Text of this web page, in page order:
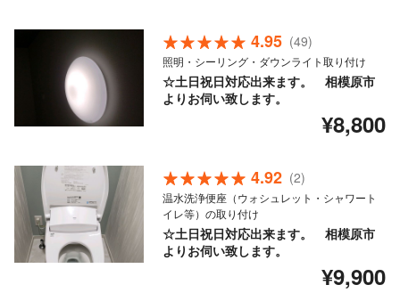
4.95 (49)
照明・シーリング・ダウンライト取り付け
☆土日祝日対応出来ます。 相模原市
よりお伺い致します。
¥8,800
4.92 (2)
温水洗浄便座（ウォシュレット・シャワート
イレ等）の取り付け
☆土日祝日対応出来ます。 相模原市
よりお伺い致します。
¥9,900